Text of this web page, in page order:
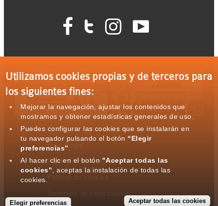
   
Aviso legal
Política de privacidad
Utilizamos cookies propias y de terceros para
los siguientes fines:
Mejorar la navegación, ajustar los contenidos que
mostramos y obtener estadísticas generales de uso.
Puedes configurar las cookies que se instalarán en
tu navegador pulsando el botón “Elegir
preferencias”
Al hacer clic en el botón "Aceptar todas las
cookies" , aceptas la instalación de todas las
cookies.
Elegir preferencias Aceptar todas las cookies